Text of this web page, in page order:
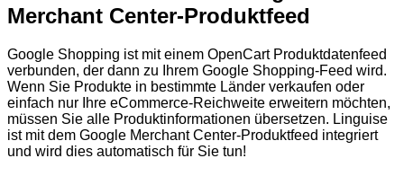
Merchant Center-Produktfeed
Google Shopping ist mit einem OpenCart Produktdatenfeed
verbunden, der dann zu Ihrem Google Shopping-Feed wird.
Wenn Sie Produkte in bestimmte Länder verkaufen oder
einfach nur Ihre eCommerce-Reichweite erweitern möchten,
müssen Sie alle Produktinformationen übersetzen. Linguise
ist mit dem Google Merchant Center-Produktfeed integriert
und wird dies automatisch für Sie tun!